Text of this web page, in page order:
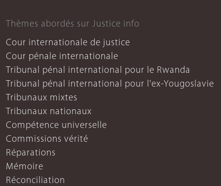
Thèmes abordés sur Justice info
Cour internationale de justice
Cour pénale internationale
Tribunal pénal international pour le Rwanda
Tribunal pénal international pour l'ex-Yougoslavie
Tribunaux mixtes
Tribunaux nationaux
Compétence universelle
Commissions vérité
Réparations
Mémoire
Réconciliation